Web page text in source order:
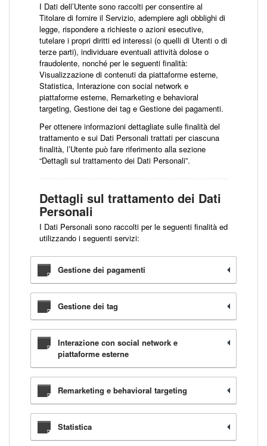
I Dati dell’Utente sono raccolti per consentire al
Titolare di fornire il Servizio, adempiere agli obblighi di
legge, rispondere a richieste o azioni esecutive,
tutelare i propri diritti ed interessi (o quelli di Utenti o di
terze parti), individuare eventuali attività dolose o
fraudolente, nonché per le seguenti finalità:
Visualizzazione di contenuti da piattaforme esterne,
Statistica, Interazione con social network e
piattaforme esterne, Remarketing e behavioral
targeting, Gestione dei tag e Gestione dei pagamenti.
Per ottenere informazioni dettagliate sulle finalità del
trattamento e sui Dati Personali trattati per ciascuna
finalità, l’Utente può fare riferimento alla sezione
“Dettagli sul trattamento dei Dati Personali”.
Dettagli sul trattamento dei Dati
Personali
I Dati Personali sono raccolti per le seguenti finalità ed
utilizzando i seguenti servizi:
Gestione dei pagamenti
Gestione dei tag
Interazione con social network e
piattaforme esterne
Remarketing e behavioral targeting
Statistica